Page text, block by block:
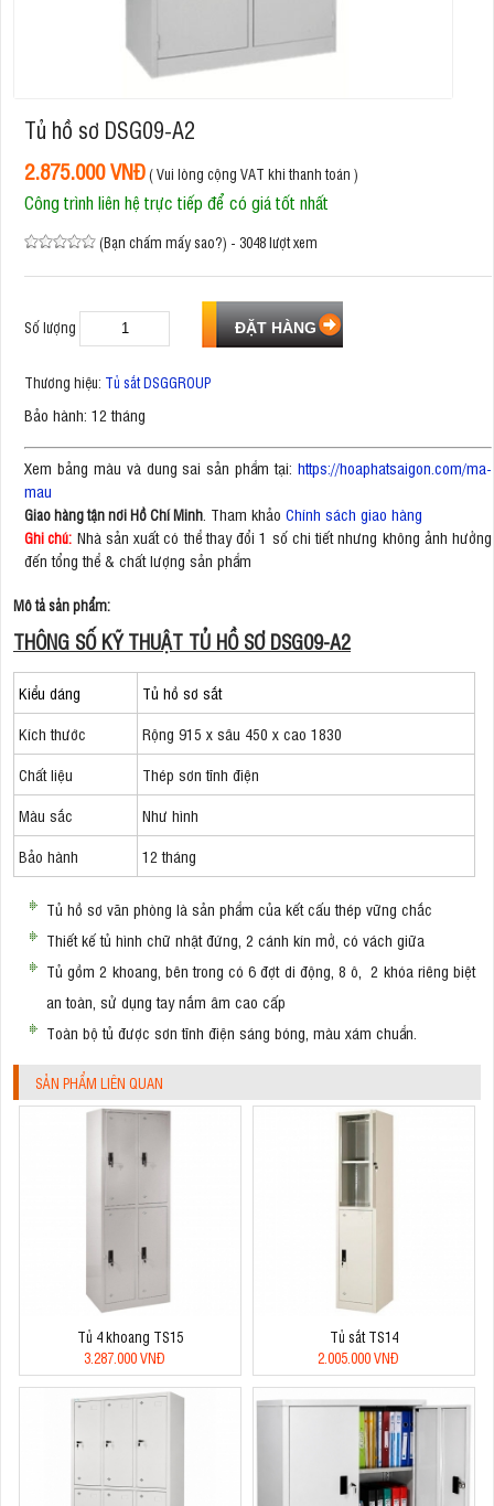
Tủ hồ sơ DSG09-A2
2.875.000 VNĐ( Vui lòng cộng VAT khi thanh toán )
Công trình liên hệ trực tiếp để có giá tốt nhất
(Bạn chấm mấy sao?) - 3048 lượt xem
Số lượng
Thương hiệu: Tủ sắt DSGGROUP
Bảo hành: 12 tháng
Xem bảng màu và dung sai sản phẩm tại: https://hoaphatsaigon.com/ma-
mau
Giao hàng tận nơi Hồ Chí Minh . Tham khảo Chính sách giao hàng
Ghi chú: Nhà sản xuất có thể thay đổi 1 số chi tiết nhưng không ảnh hưởng
đến tổng thể & chất lượng sản phẩm
Mô tả sản phẩm:
THÔNG SỐ KỸ THUẬT TỦ HỒ SƠ DSG09-A2
Kiểu dáng
Tủ hồ sơ sắt
Kích thước
Rộng 915 x sâu 450 x cao 1830
Chất liệu
Thép sơn tĩnh điện
Màu sắc
Như hình
Bảo hành
12 tháng
Tủ hồ sơ văn phòng là sản phẩm của kết cấu thép vững chắc
Thiết kế tủ hình chữ nhật đứng, 2 cánh kín mở, có vách giữa
Tủ gồm 2 khoang, bên trong có 6 đợt di động, 8 ô, 2 khóa riêng biệt
an toàn, sử dụng tay nắm âm cao cấp
Toàn bộ tủ được sơn tĩnh điện sáng bóng, màu xám chuẩn.
SẢN PHẨM LIÊN QUAN
Tủ 4 khoang TS15
3.287.000 VNĐ
Tủ sắt TS14
2.005.000 VNĐ